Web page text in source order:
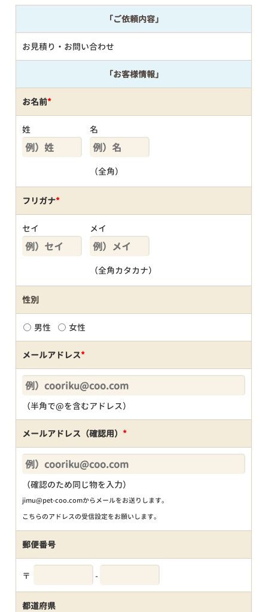
「ご依頼内容」
お見積り・お問い合わせ
「お客様情報」
お名前*
姓 名
（全角）
フリガナ*
セイ メイ
（全角カタカナ）
性別
男性 女性
メールアドレス*
（半角で@を含むアドレス）
メールアドレス（確認用） *
（確認のため同じ物を入力）
jimu@pet-coo.comからメールをお送りします。
こちらのアドレスの受信設定をお願いします。
郵便番号
〒 -
都道府県